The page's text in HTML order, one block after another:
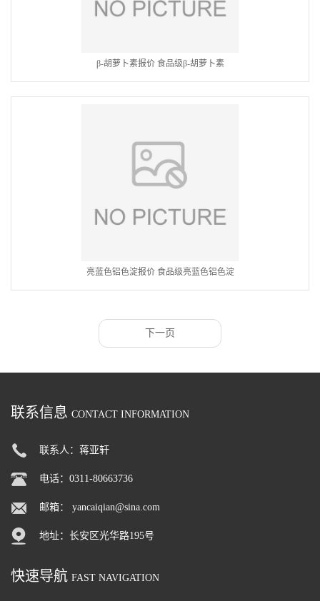
β-胡萝卜素报价 食品级β-胡萝卜素
亮蓝色铝色淀报价 食品级亮蓝色铝色淀
下一页
联系信息 CONTACT INFORMATION
联系人：蒋亚轩
电话：0311-80663736
邮箱： yancaiqian@sina.com
地址：长安区光华路195号
快速导航 FAST NAVIGATION